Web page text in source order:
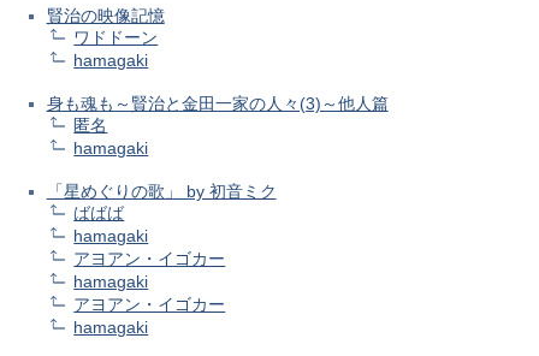
賢治の映像記憶
ワドドーン
hamagaki
身も魂も～賢治と金田一家の人々(3)～他人篇
匿名
hamagaki
「星めぐりの歌」 by 初音ミク
ばばば
hamagaki
アヨアン・イゴカー
hamagaki
アヨアン・イゴカー
hamagaki